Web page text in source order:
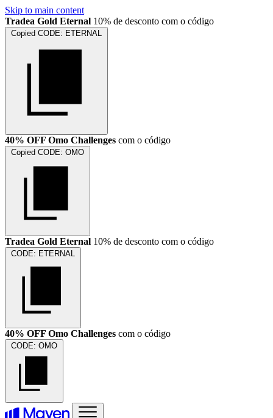
Skip to main content
Tradea Gold Eternal 10% de desconto com o código
Copied CODE: ETERNAL
40% OFF Omo Challenges com o código
Copied CODE: OMO
Tradea Gold Eternal 10% de desconto com o código
CODE: ETERNAL
40% OFF Omo Challenges com o código
CODE: OMO